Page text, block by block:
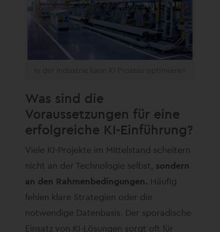
Was sind die
Voraussetzungen für eine
erfolgreiche KI-Einführung?
Viele KI-Projekte im Mittelstand scheitern
nicht an der Technologie selbst, sondern
an den Rahmenbedingungen. Häufig
fehlen klare Strategien oder die
notwendige Datenbasis. Der sporadische
Einsatz von KI-Lösungen sorgt oft für